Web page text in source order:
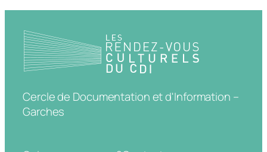
Cercle de Documentation et d'Information –
Garches